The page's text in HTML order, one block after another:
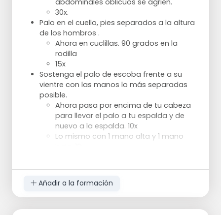
Levantar el cuerpo en pose de barco 5x
Túmbese de espaldas con las piernas
estiradas y coloque los brazos extendidos
detrás de la cabeza en el suelo.
Inclina la pelvis hacia arriba y la columna
lumbar hacia el suelo.
Mantenga la espalda en el suelo durante
todo el ejercicio.
Levante los brazos y el pecho a unos 5 cm
del suelo, con los brazos extendidos hacia
atrás.
Ahora sentirá una tensión en los músculos
abdominales oblicuos se agrien.
30x.
Palo en el cuello, pies separados a la altura
de los hombros .
Ahora en cuclillas. 90 grados en la
rodilla
15x
Sostenga el palo de escoba frente a su
vientre con las manos lo más separadas
posible.
Ahora pasa por encima de tu cabeza
para llevar el palo a tu espalda y de
nuevo a la espalda. 10x
Lo mismo con 1 mano alta y 1 mano
sobre el otro hombro.10x
Coloca el palo de la escoba verticalmente
en tu mano y haz equilibrio con él en cada
mano
15 segundos
Añadir a la formación